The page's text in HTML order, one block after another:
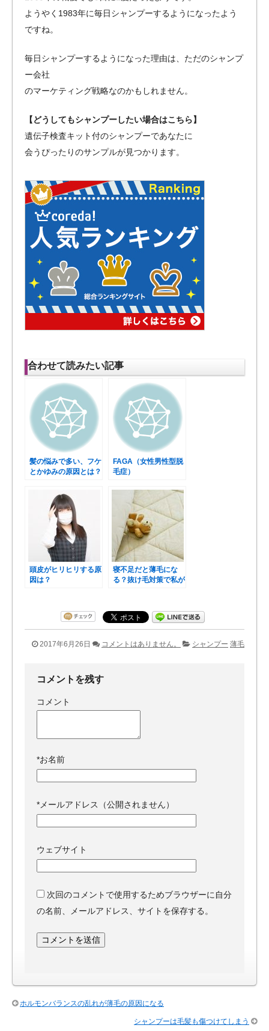
ようやく1983年に毎日シャンプーするようになったよう
ですね。
毎日シャンプーするようになった理由は、ただのシャンプ
ー会社
のマーケティング戦略なのかもしれません。
【どうしてもシャンプーしたい場合はこちら】
遺伝子検査キット付のシャンプーであなたに
会うぴったりのサンプルが見つかります。
合わせて読みたい記事
髪の悩みで多い、フケ
とかゆみの原因とは？
FAGA（女性男性型脱
毛症）
頭皮がヒリヒリする原
因は？
寝不足だと薄毛にな
る？抜け毛対策で私が
2017年6月26日 コメントはありません。 シャンプー 薄毛
コメントを残す
コメント
*お名前
*メールアドレス（公開されません）
ウェブサイト
次回のコメントで使用するためブラウザーに自分
の名前、メールアドレス、サイトを保存する。
ホルモンバランスの乱れが薄毛の原因になる
シャンプーは毛髪も傷つけてしまう